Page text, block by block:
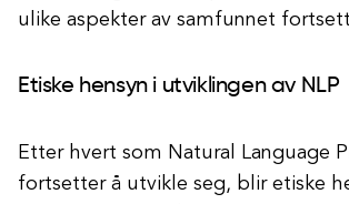
ulike aspekter av samfunnet
Etiske hensyn i utviklingen av NLP
Etter hvert som Natural Language
fortsetter å utvikle seg, blir etiske